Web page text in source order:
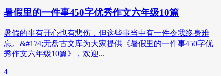
暑假里的一件事450字优秀作文六年级10篇
暑假的事有开心也有悲伤，但这些事当中有一件令我终身难
忘。&#174;无盘古文库为大家提供《暑假里的一件事450字优
秀作文六年级10篇》，欢迎...
4